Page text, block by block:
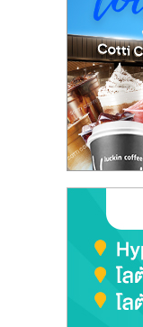
ปรึกษา
การ
ลงทุน
และ
ขยาย